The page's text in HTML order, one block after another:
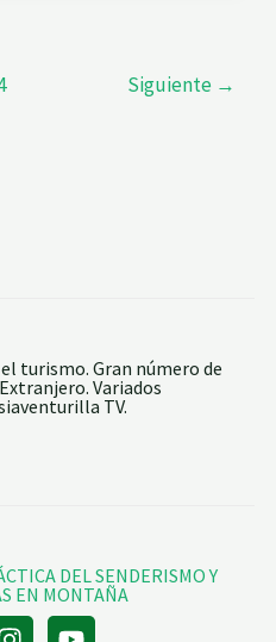
Siguiente →
turismo. Gran número de
Variados
TV.